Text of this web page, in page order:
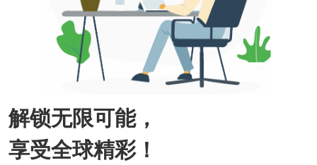
解锁无限可能，
享受全球精彩！